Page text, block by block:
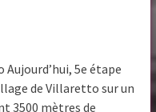
5e étape
de Villaretto sur un
3500 mètres de